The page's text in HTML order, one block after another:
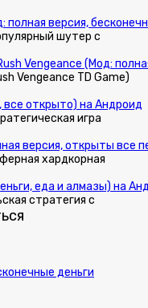
версия,
шутер с
Vengeance (Мод:
Vengeance TD Game)
все открыто) на Андроид
игра
версия, открыты
хардкорная
еда и алмазы) на
стратегия с
деньги